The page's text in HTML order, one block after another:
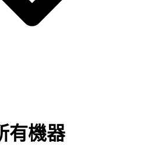
有機器